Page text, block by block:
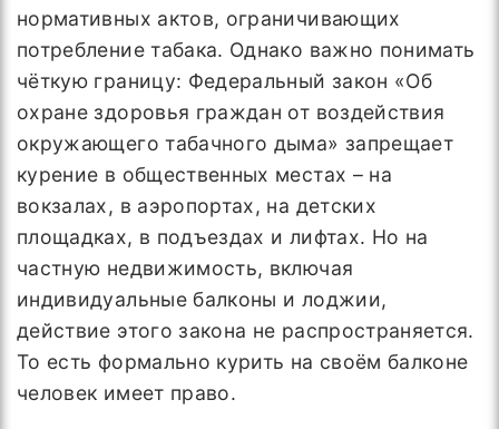
нормативных актов, ограничивающих
потребление табака. Однако важно понимать
чёткую границу: Федеральный закон «Об
охране здоровья граждан от воздействия
окружающего табачного дыма» запрещает
курение в общественных местах – на
вокзалах, в аэропортах, на детских
площадках, в подъездах и лифтах. Но на
частную недвижимость, включая
индивидуальные балконы и лоджии,
действие этого закона не распространяется.
То есть формально курить на своём балконе
человек имеет право.